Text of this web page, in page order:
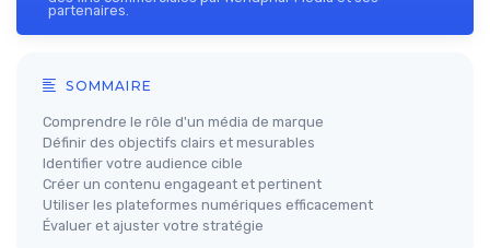
partenaires.
SOMMAIRE
Comprendre le rôle d'un média de marque
Définir des objectifs clairs et mesurables
Identifier votre audience cible
Créer un contenu engageant et pertinent
Utiliser les plateformes numériques efficacement
Évaluer et ajuster votre stratégie